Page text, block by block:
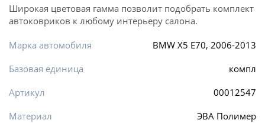
Широкая цветовая гамма позволит подобрать комплект
автоковриков к любому интерьеру салона.
Марка автомобиля
BMW X5 E70, 2006-2013
Базовая единица
компл
Артикул
00012547
Материал
ЭВА Полимер